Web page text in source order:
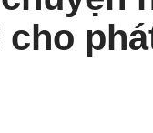
cho